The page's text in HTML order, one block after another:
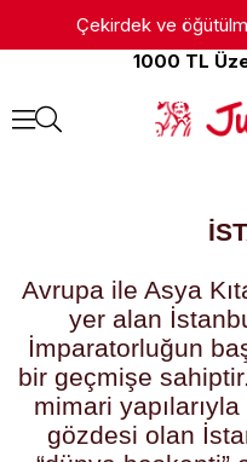
Çekirdek ve
1000 TL
Avrupa ile Asya
yer alan
İmparatorluğun
bir geçmişe
mimari
gözdesi olan